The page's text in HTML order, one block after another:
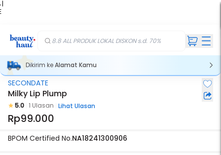
|
8.8 ALL PRODUK LOKAL DISKON s.d. 70%
Dikirim keAlamat Kamu
Stok Habis
SECONDATE
Milky Lip Plump
5.0 1 Ulasan Lihat Ulasan
Rp99.000
BPOM Certified No.NA18241300906